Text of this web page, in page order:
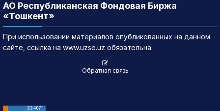
АО Республиканская Фондовая Биржа
«Тошкент»
При использовании материалов опубликованных на данном
сайте, ссылка на www.uzse.uz обязательна.
Обратная связь